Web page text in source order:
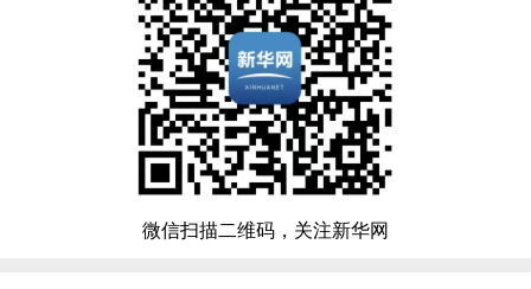
微信扫描二维码，关注新华网